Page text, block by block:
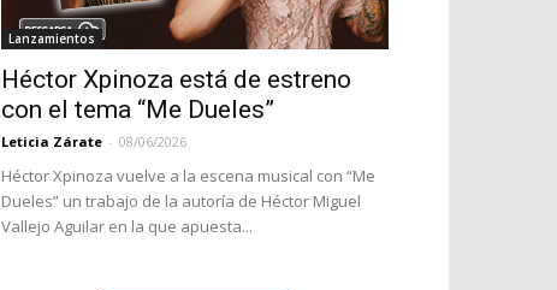
Lanzamientos
Héctor Xpinoza está de estreno
con el tema “Me Dueles”
Leticia Zárate - 08/06/2026
Héctor Xpinoza vuelve a la escena musical con “Me
Dueles” un trabajo de la autoría de Héctor Miguel
Vallejo Aguilar en la que apuesta...